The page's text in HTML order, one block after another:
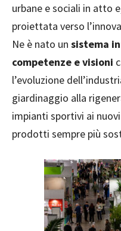
urbane e sociali in atto
proiettata verso
Ne è nato un sistema
competenze e visioni
l’evoluzione
giardinaggio alla
impianti sportivi ai
prodotti sempre più